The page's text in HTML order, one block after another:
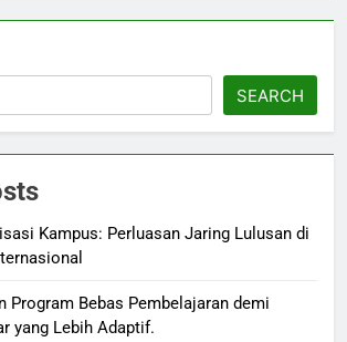
SEARCH
Kampus: Perluasan Jaring Lulusan di
Program Bebas Pembelajaran demi
yang Lebih Adaptif.